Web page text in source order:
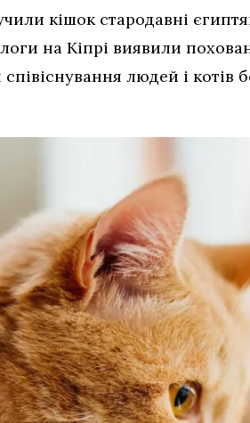
кішок стародавні
на Кіпрі виявили
співіснування людей і